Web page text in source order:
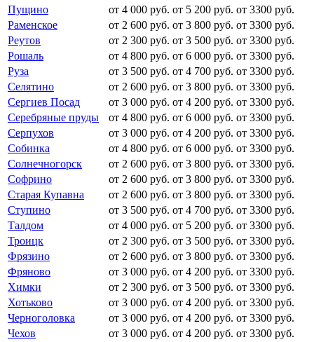
Пущино
от 4 000 руб. от 5 200 руб. от 3300 руб.
Раменское
от 2 600 руб. от 3 800 руб. от 3300 руб.
Реутов
от 2 300 руб. от 3 500 руб. от 3300 руб.
Рошаль
от 4 800 руб. от 6 000 руб. от 3300 руб.
Руза
от 3 500 руб. от 4 700 руб. от 3300 руб.
Селятино
от 2 600 руб. от 3 800 руб. от 3300 руб.
Сергиев Посад
от 3 000 руб. от 4 200 руб. от 3300 руб.
Серебряные пруды
от 4 800 руб. от 6 000 руб. от 3300 руб.
Серпухов
от 3 000 руб. от 4 200 руб. от 3300 руб.
Собинка
от 4 800 руб. от 6 000 руб. от 3300 руб.
Солнечногорск
от 2 600 руб. от 3 800 руб. от 3300 руб.
Софрино
от 2 600 руб. от 3 800 руб. от 3300 руб.
Старая Купавна
от 2 600 руб. от 3 800 руб. от 3300 руб.
Ступино
от 3 500 руб. от 4 700 руб. от 3300 руб.
Талдом
от 4 000 руб. от 5 200 руб. от 3300 руб.
Троицк
от 2 300 руб. от 3 500 руб. от 3300 руб.
Фрязино
от 2 600 руб. от 3 800 руб. от 3300 руб.
Фряново
от 3 000 руб. от 4 200 руб. от 3300 руб.
Химки
от 2 300 руб. от 3 500 руб. от 3300 руб.
Хотьково
от 3 000 руб. от 4 200 руб. от 3300 руб.
Черноголовка
от 3 000 руб. от 4 200 руб. от 3300 руб.
Чехов
от 3 000 руб. от 4 200 руб. от 3300 руб.